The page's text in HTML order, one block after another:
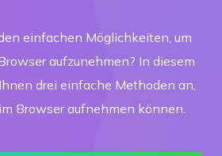
einfachen Möglichkeiten, um
aufzunehmen? In diesem
drei einfache Methoden an,
Browser aufnehmen können.